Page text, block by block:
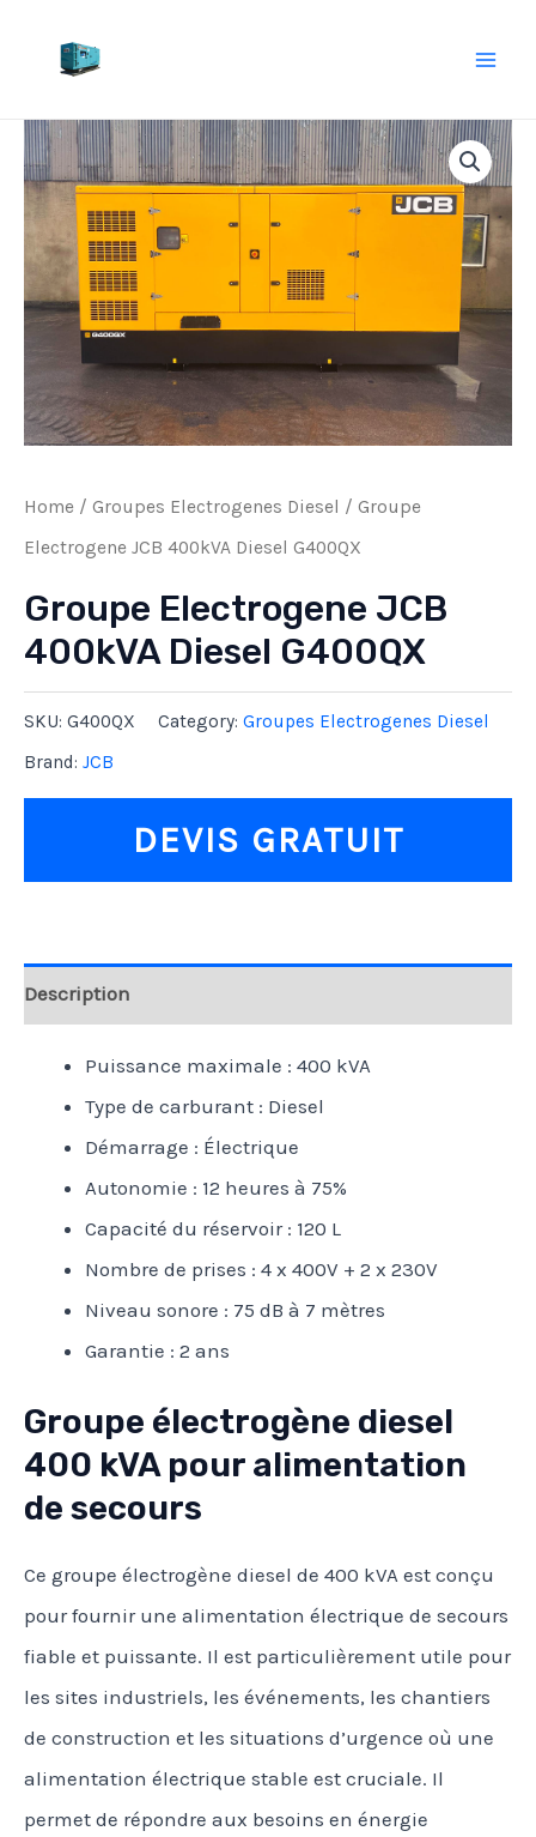
Home / Groupes Electrogenes Diesel / Groupe
Electrogene JCB 400kVA Diesel G400QX
Groupe Electrogene JCB
400kVA Diesel G400QX
SKU: G400QX Category: Groupes Electrogenes Diesel
Brand: JCB
DEVIS GRATUIT
Description
Puissance maximale : 400 kVA
Type de carburant : Diesel
Démarrage : Électrique
Autonomie : 12 heures à 75%
Capacité du réservoir : 120 L
Nombre de prises : 4 x 400V + 2 x 230V
Niveau sonore : 75 dB à 7 mètres
Garantie : 2 ans
Groupe électrogène diesel
400 kVA pour alimentation
de secours
Ce groupe électrogène diesel de 400 kVA est conçu
pour fournir une alimentation électrique de secours
fiable et puissante. Il est particulièrement utile pour
les sites industriels, les événements, les chantiers
de construction et les situations d’urgence où une
alimentation électrique stable est cruciale. Il
permet de répondre aux besoins en énergie